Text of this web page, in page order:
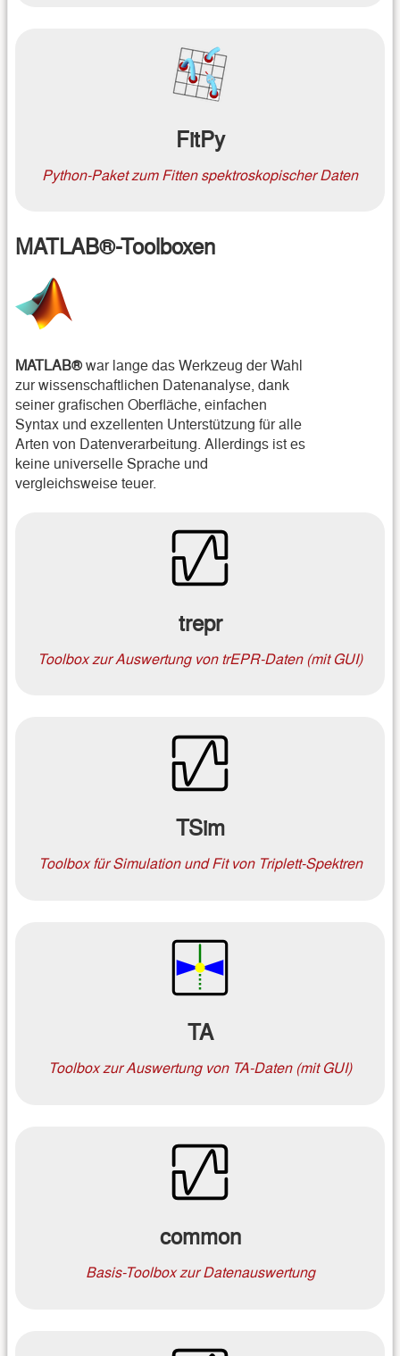
FitPy
Python-Paket zum Fitten spektroskopischer Daten
MATLAB®-Toolboxen
MATLAB®war lange das Werkzeug der Wahl
zur wissenschaftlichen Datenanalyse, dank
seiner grafischen Oberfläche, einfachen
Syntax und exzellenten Unterstützung für alle
Arten von Datenverarbeitung. Allerdings ist es
keine universelle Sprache und
vergleichsweise teuer.
trepr
Toolbox zur Auswertung von trEPR-Daten (mit GUI)
TSim
Toolbox für Simulation und Fit von Triplett-Spektren
TA
Toolbox zur Auswertung von TA-Daten (mit GUI)
common
Basis-Toolbox zur Datenauswertung